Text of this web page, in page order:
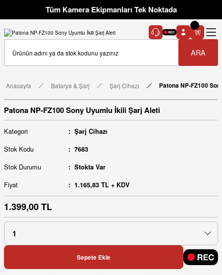
Tüm Kamera Ekipmanları Tek Noktada
ARA
Anasayfa Batarya & Şarj Şarj Cihazı Patona NP-FZ100
Patona NP-FZ100 Sony Uyumlu İkili Şarj Aleti
Kategori Şarj Cihazı
Stok Kodu 7683
Stok Durumu Stokta Var
Fiyat 1.165,83 TL + KDV
1.399,00 TL
Sepete Ekle